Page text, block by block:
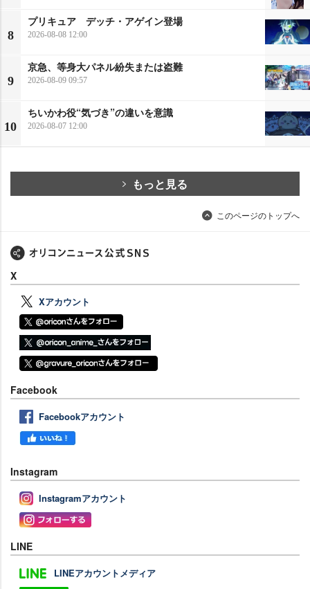
8
プリキュア デッチ・アゲイン登場
2026-08-08 12:00
9
京急、等身大パネル紛失または盗難
2026-08-09 09:57
10
ちいかわ役“気づき”の違いを意識
2026-08-07 12:00
もっと見る
このページのトップへ
X
Xアカウント
Facebook
Facebookアカウント
Instagram
Instagramアカウント
LINE
LINEアカウントメディア